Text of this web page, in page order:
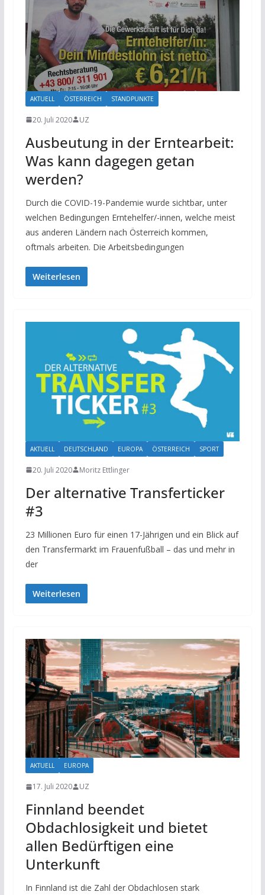
AKTUELL ÖSTERREICH STANDPUNKTE
20. Juli 2020 UZ
Ausbeutung in der Erntearbeit:
Was kann dagegen getan
werden?
Durch die COVID-19-Pandemie wurde sichtbar, unter
welchen Bedingungen Erntehelfer/-innen, welche meist
aus anderen Ländern nach Österreich kommen,
oftmals arbeiten. Die Arbeitsbedingungen
Weiterlesen
AKTUELL DEUTSCHLAND EUROPA ÖSTERREICH SPORT
20. Juli 2020 Moritz Ettlinger
Der alternative Transferticker
#3
23 Millionen Euro für einen 17-Jährigen und ein Blick auf
den Transfermarkt im Frauenfußball – das und mehr in
der
Weiterlesen
AKTUELL EUROPA
17. Juli 2020 UZ
Finnland beendet
Obdachlosigkeit und bietet
allen Bedürftigen eine
Unterkunft
In Finnland ist die Zahl der Obdachlosen stark